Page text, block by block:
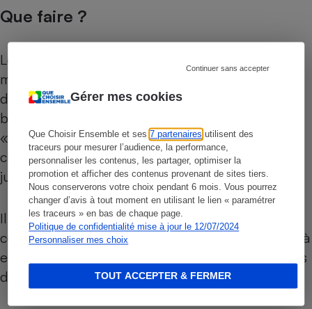
Gérer mes cookies
Que Choisir Ensemble et ses7 partenaires utilisent des
traceurs pour mesurer l’audience, la performance,
personnaliser les contenus, les partager, optimiser la
promotion et afficher des contenus provenant de sites tiers.
Nous conserverons votre choix pendant 6 mois. Vous pourrez
changer d’avis à tout moment en utilisant le lien « paramétrer
les traceurs » en bas de chaque page.
Politique de confidentialité mise à jour le 12/07/2024
Personnaliser mes choix
Continuer sans accepter
TOUT ACCEPTER & FERMER
Que faire ?
Lors de la crise douloureuse, consultez votre
médecin qui vous prescrira pour vous soulager
des antidouleurs comme le paracétamol et, si
besoin, des antibiotiques. Même en cas
« d’attaques importantes » de diverticulite, une
chirurgie afin de prévenir la récidive n’est plus
justifiée.
Il est à noter que l’âge n’entre plus en ligne de
compte : il n’y a pas d’indication supplémentaire à
effectuer une chirurgie préventive chez les moins
de 50 ans.